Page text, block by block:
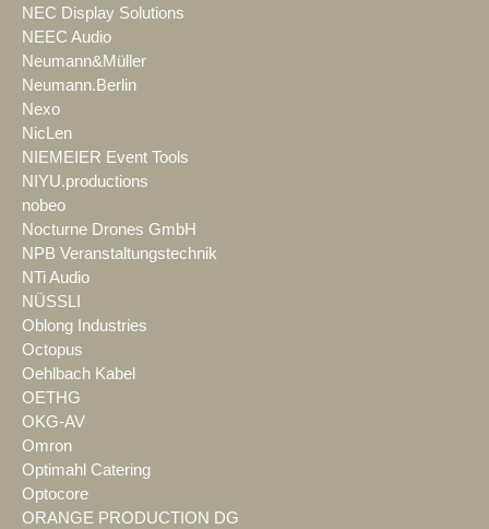
NEC Display Solutions
NEEC Audio
Neumann&Müller
Neumann.Berlin
Nexo
NicLen
NIEMEIER Event Tools
NIYU.productions
nobeo
Nocturne Drones GmbH
NPB Veranstaltungstechnik
NTi Audio
NÜSSLI
Oblong Industries
Octopus
Oehlbach Kabel
OETHG
OKG-AV
Omron
Optimahl Catering
Optocore
ORANGE PRODUCTION DG